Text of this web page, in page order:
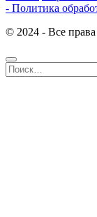
- Политика
© 2024 - Все
Найти: